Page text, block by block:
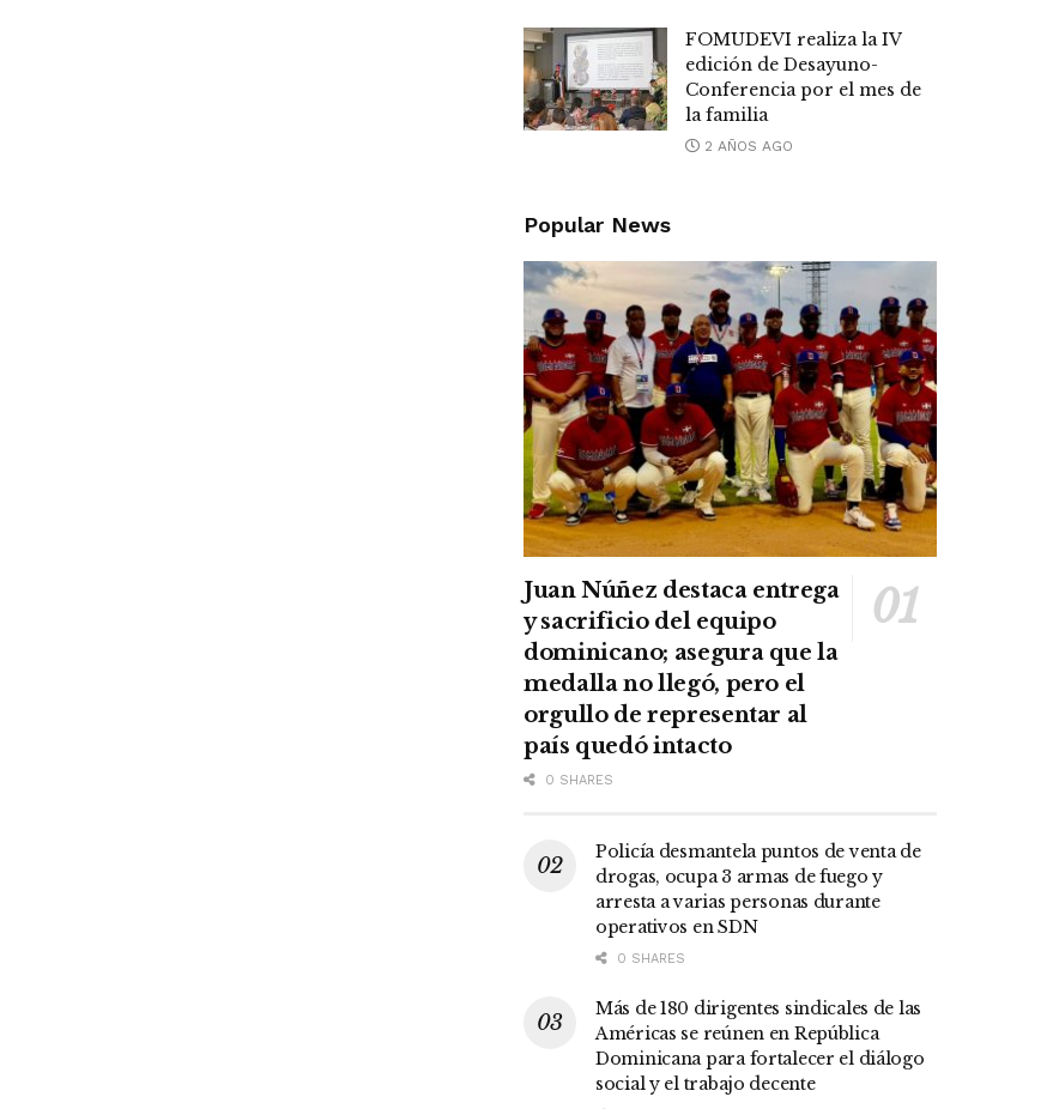
FOMUDEVI realiza la IV
edición de Desayuno-
Conferencia por el mes de
la familia
2 AÑOS AGO
Popular News
Juan Núñez destaca entrega
y sacrificio del equipo
dominicano; asegura que la
medalla no llegó, pero el
orgullo de representar al
país quedó intacto
0 SHARES
Policía desmantela puntos de venta de
drogas, ocupa 3 armas de fuego y
arresta a varias personas durante
operativos en SDN
0 SHARES
Más de 180 dirigentes sindicales de las
Américas se reúnen en República
Dominicana para fortalecer el diálogo
social y el trabajo decente